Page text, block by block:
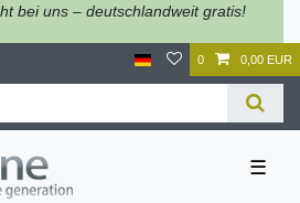
bei uns – deutschlandweit gratis!
0 0,00 EUR
☰